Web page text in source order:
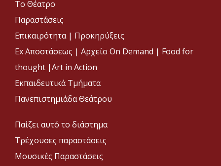
Το Θέατρο
Παραστάσεις
Επικαιρότητα | Προκηρύξεις
Ex Αποστάσεως | Αρχείο On Demand | Food for
thought |Art in Action
Εκπαιδευτικά Τμήματα
Πανεπιστημιάδα Θεάτρου
Παίζει αυτό το διάστημα
Τρέχουσες παραστάσεις
Μουσικές Παραστάσεις